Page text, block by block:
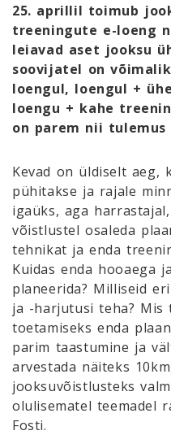
25. aprillil toimub
treeningute e-loeng
leiavad aset jooksu
soovijatel on
loengul, loengul +
loengu + kahe
on parem nii
Kevad on üldiselt aeg,
pühitakse ja rajale
igaüks, aga
võistlustel osaleda
tehnikat ja enda
Kuidas enda hooaega
planeerida? Milliseid
ja -harjutusi teha? Mis
toetamiseks enda
parim taastumine ja
arvestada näiteks
jooksuvõistlusteks
olulisematel teemadel
Fosti.